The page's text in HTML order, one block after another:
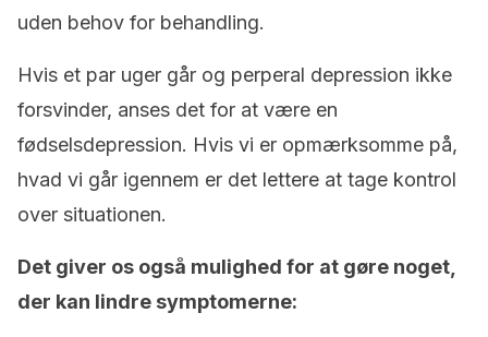
uden behov for behandling.
Hvis et par uger går og perperal depression ikke
forsvinder, anses det for at være en
fødselsdepression. Hvis vi er opmærksomme på,
hvad vi går igennem er det lettere at tage kontrol
over situationen.
Det giver os også mulighed for at gøre noget,
der kan lindre symptomerne: